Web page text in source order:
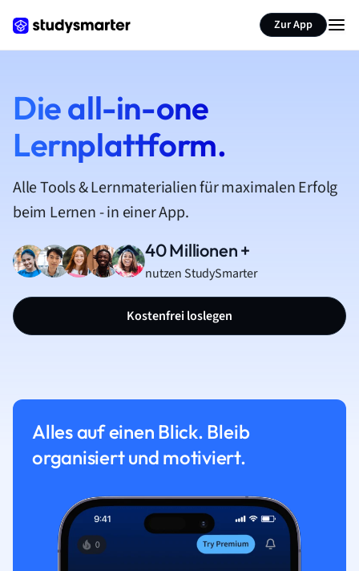
Zur App
Die all-in-one
Lernplattform.
Alle Tools & Lernmaterialien für maximalen Erfolg
beim Lernen - in einer App.
40 Millionen +
nutzen StudySmarter
Kostenfrei loslegen
Alles auf einen Blick. Bleib
organisiert und motiviert.